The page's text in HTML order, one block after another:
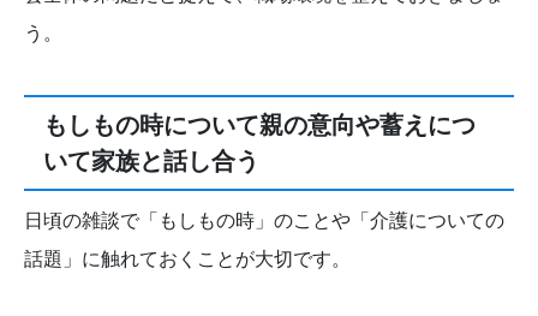
う。
もしもの時について親の意向や蓄えにつ
いて家族と話し合う
日頃の雑談で「もしもの時」のことや「介護についての
話題」に触れておくことが大切です。